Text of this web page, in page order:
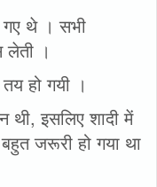
गए थे । सभी
लेती ।
हो गयी ।
इसलिए शादी में
जरूरी हो गया था